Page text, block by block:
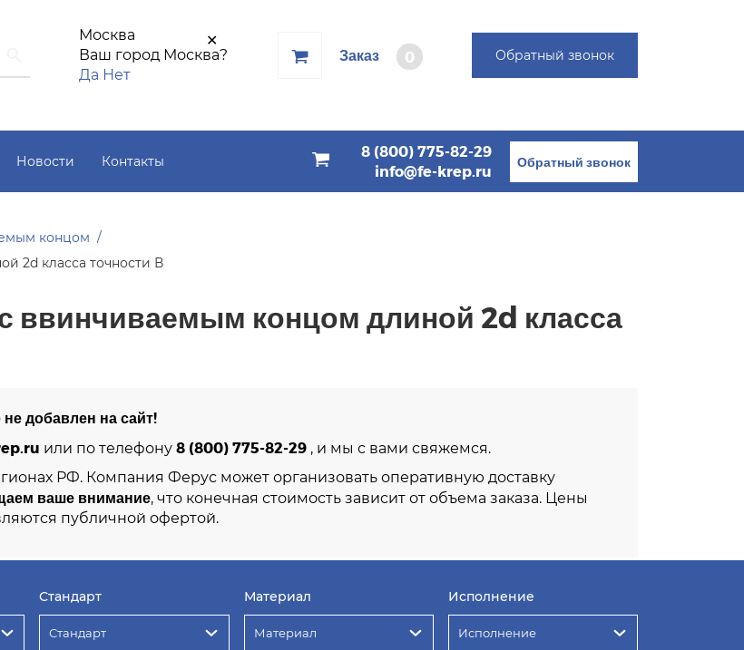
Москва
✕
Ваш город Москва?
Да Нет
Заказ 0 Обратный звонок
Новости Контакты
8 (800) 775-82-29
info@fe-krep.ru
Обратный звонок
концом
2d класса точности В
ввинчиваемым концом длиной 2d класса
добавлен на сайт!
или по телефону 8 (800) 775-82-29 , и мы с вами свяжемся.
РФ. Компания Ферус может организовать оперативную доставку
ваше внимание, что конечная стоимость зависит от объема заказа. Цены
публичной офертой.
Стандарт
Стандарт
Материал
Материал
Исполнение
Исполнение